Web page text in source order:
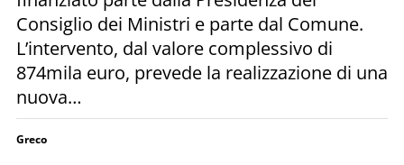
Consiglio dei Ministri e parte dal Comune.
L’intervento, dal valore complessivo di
874mila euro, prevede la realizzazione di una
nuova…
Greco